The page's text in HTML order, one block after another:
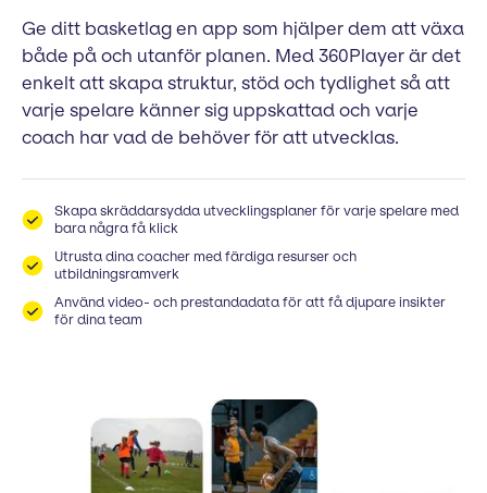
Ge ditt basketlag en app som hjälper dem att växa
både på och utanför planen. Med 360Player är det
enkelt att skapa struktur, stöd och tydlighet så att
varje spelare känner sig uppskattad och varje
coach har vad de behöver för att utvecklas.
Skapa skräddarsydda utvecklingsplaner för varje spelare med
bara några få klick
Utrusta dina coacher med färdiga resurser och
utbildningsramverk
Använd video- och prestandadata för att få djupare insikter
för dina team